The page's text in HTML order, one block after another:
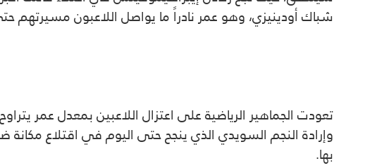
شباك أودينيزي، وهو عمر نادراً ما يواصل اللاعبون مسيرتهم
وإرادة النجم السويدي الذي ينجح حتى اليوم في اقتلاع
بها.